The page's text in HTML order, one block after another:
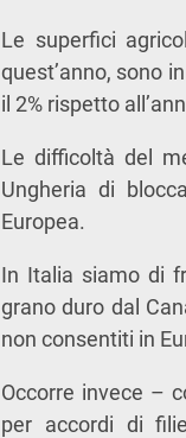
Le superfici
quest’anno, sono
il 2% rispetto
Le difficoltà del
Ungheria di
Europea.
In Italia siamo di
grano duro dal
non consentiti in
Occorre invece –
per accordi di